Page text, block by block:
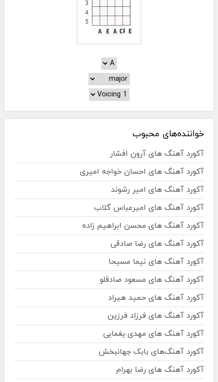
خواننده‌های محبوب
آکورد آهنگ های آرون افشار
آکورد آهنگ های احسان خواجه امیری
آکورد آهنگ های امیر رشوند
آکورد آهنگ های امیرعباس گلاب
آکورد آهنگ های محسن ابراهیم زاده
آکورد آهنگ های رضا صادقی
آکورد آهنگ های نیما مسیحا
آکورد آهنگ های مسعود صادقلو
آکورد آهنگ های حمید هیراد
آکورد آهنگ های فرزاد فرزین
آکورد آهنگ های مهدی یغمایی
آکورد آهنگ‌های بابک جهانبخش
آکورد آهنگ های رضا بهرام